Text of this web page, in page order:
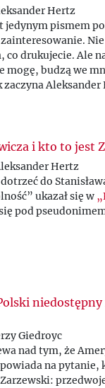
Hertz
jedynym pismem
co drukujecie. Ale
mogę, budzą we
i kto to jest
Hertz
do
ukazał się w
pod
Giedroyc
nad tym, że
na pytanie,